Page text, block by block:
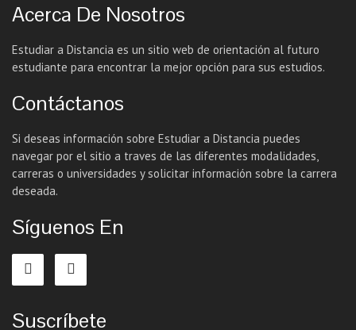
Acerca De Nosotros
Estudiar a Distancia es un sitio web de orientación al futuro
estudiante para encontrar la mejor opción para sus estudios.
Contáctanos
Si deseas información sobre Estudiar a Distancia puedes
navegar por el sitio a traves de las diferentes modalidades,
carreras o universidades y solicitar información sobre la carrera
deseada.
Síguenos En
Suscríbete